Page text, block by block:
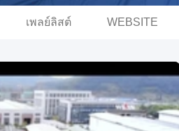
เพลย์ลิสต์ WEBSITE